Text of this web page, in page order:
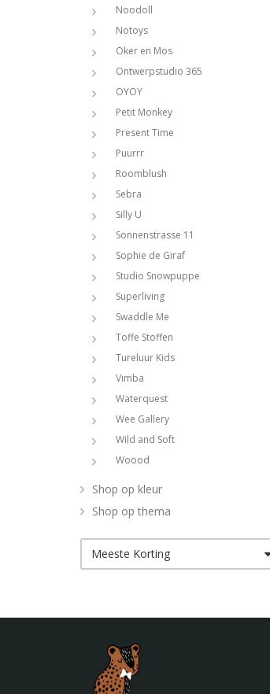
Noodoll
Notoys
Oker en Mos
Ontwerpstudio 365
OYOY
Petit Monkey
Present Time
Puurrr
Roomblush
Sebra
Silly U
Sonnenstrasse 11
Sophie de Giraf
Studio Snowpuppe
Superliving
Swaddle Me
Toffe Stoffen
Tureluur Kids
Vimba
Waterquest
Wee Gallery
Wild and Soft
Woood
Shop op kleur
Shop op thema
Meeste Korting